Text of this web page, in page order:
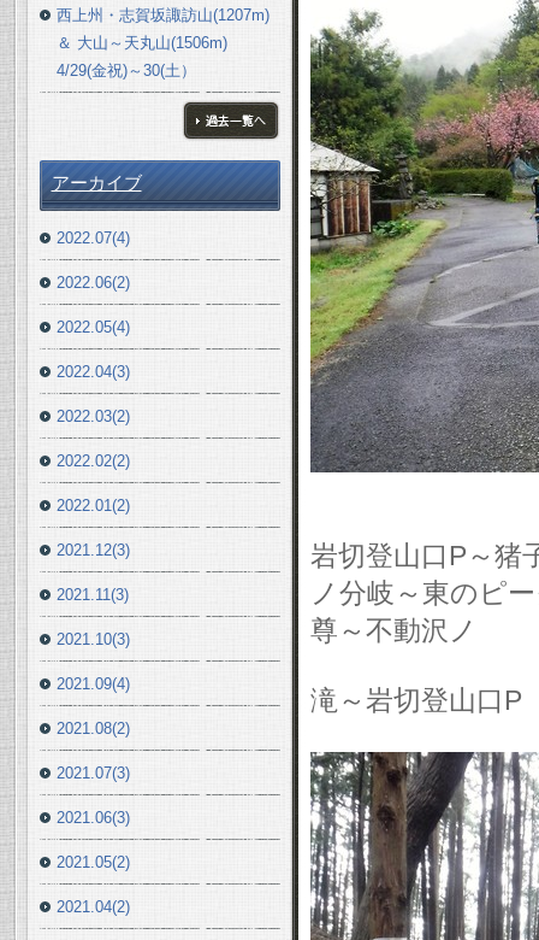
岩切登山口P～猪
ノ分岐～東のピ
尊～不動沢ノ
滝～岩切登山口P
西上州・志賀坂諏訪山(1207m)
＆ 大山～天丸山(1506m)
4/29(金祝)～30(土）
アーカイブ
2022.07(4)
2022.06(2)
2022.05(4)
2022.04(3)
2022.03(2)
2022.02(2)
2022.01(2)
2021.12(3)
2021.11(3)
2021.10(3)
2021.09(4)
2021.08(2)
2021.07(3)
2021.06(3)
2021.05(2)
2021.04(2)